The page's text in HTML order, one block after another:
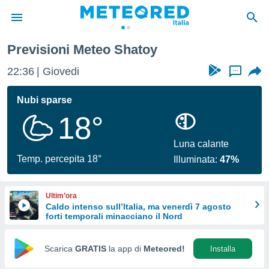
di
per
le
di
Web
Previsioni Meteo Shatoy
22:36 Giovedi ...
Nubi sparse
18°
Temp. percepita 18°
Luna calante
Illuminata:47%
Ultim’ora
Caldo intenso sull’Italia, ma venerdì 7 agosto
forti temporali minacciano il Nord
Scarica GRATIS la app di Meteored! Installa